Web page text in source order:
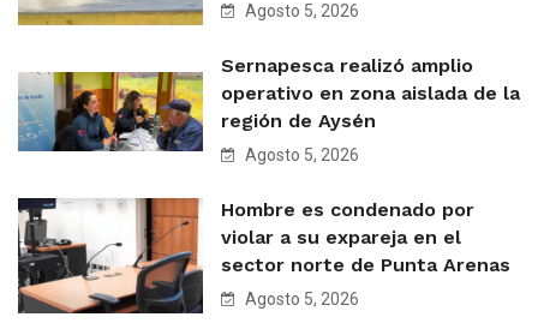
Agosto 5, 2026
Sernapesca realizó amplio
operativo en zona aislada de la
región de Aysén
Agosto 5, 2026
Hombre es condenado por
violar a su expareja en el
sector norte de Punta Arenas
Agosto 5, 2026